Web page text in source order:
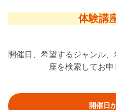
体験講
開催日、希望するジャンル
座を検索してお申
開催日